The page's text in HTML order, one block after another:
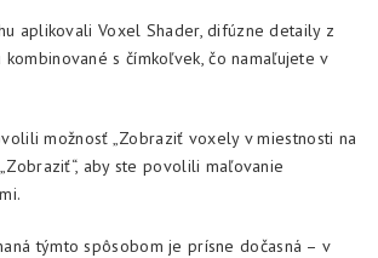
aplikovali Voxel Shader, difúzne detaily z
s čímkoľvek, čo namaľujete v
možnosť „Zobraziť voxely v miestnosti na
aby ste povolili maľovanie
týmto spôsobom je prísne dočasná – v